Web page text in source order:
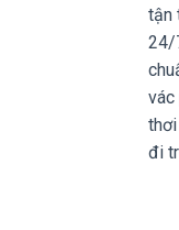
tận
24/
vác
đi